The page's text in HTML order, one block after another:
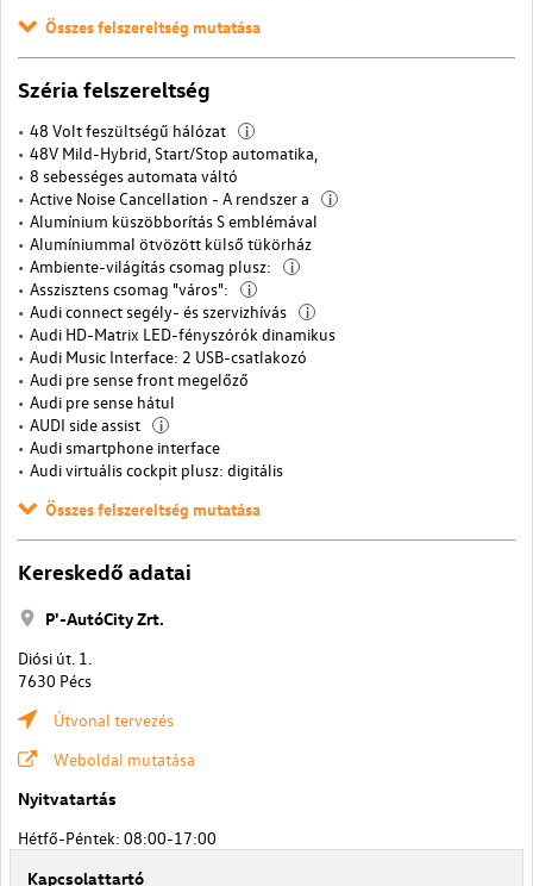
Összes felszereltség mutatása
Széria felszereltség
48 Volt feszültségű hálózat i
48V Mild-Hybrid, Start/Stop automatika,
8 sebességes automata váltó
Active Noise Cancellation - A rendszer a
i
Alumínium küszöbborítás S emblémával
Alumíniummal ötvözött külső tükörház
Ambiente-világítás csomag plusz:
i
Asszisztens csomag "város": i
Audi connect segély- és szervizhívás i
Audi HD-Matrix LED-fényszórók dinamikus
Audi Music Interface: 2 USB-csatlakozó
Audi pre sense front megelőző
Audi pre sense hátul
AUDI side assist
i
Audi smartphone interface
Audi virtuális cockpit plusz: digitális
Összes felszereltség mutatása
Kereskedő adatai
P'-AutóCity Zrt.
Diósi út. 1.
7630 Pécs
Útvonal tervezés
Weboldal mutatása
Nyitvatartás
Hétfő-Péntek: 08:00-17:00
Kapcsolattartó